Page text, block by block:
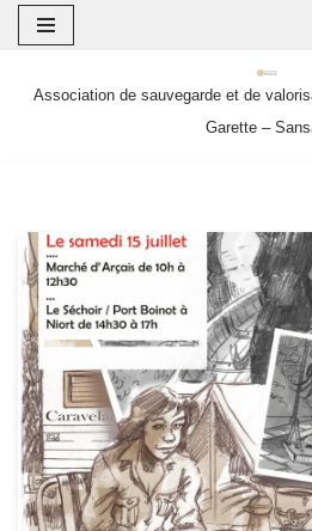
auAssociation de sauvegarde et de
Garette –